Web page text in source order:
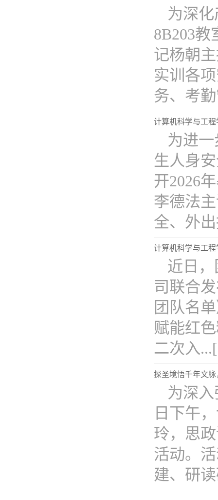
为深
8B203
记杨朝
实训各
务、考
计算机科学与工
为进
生人身
开2026
李德法
全、外
计算机科学与工
近日
司联合
团队名
赋能红
二次入...[
探圣境悟千年文
为深
日下午
玲，思
活动。
建、研